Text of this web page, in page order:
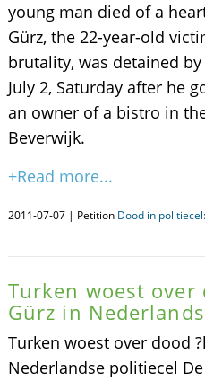
young man died of a
Gürz, the 22-year-old
brutality, was detained
July 2, Saturday after he
an owner of a bistro in
Beverwijk.
+Read more...
2011-07-07 | Petition Dood in
Turken woest over
Gürz in
Turken woest over dood
Nederlandse politiecel